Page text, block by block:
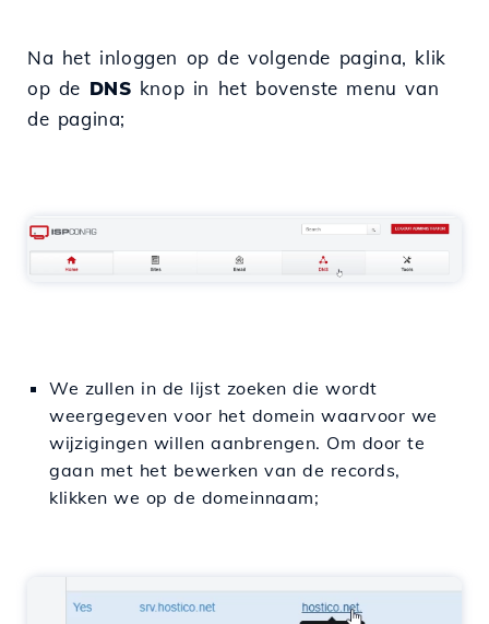
Na het inloggen op de volgende pagina, klik
op de DNS knop in het bovenste menu van
de pagina;
We zullen in de lijst zoeken die wordt
weergegeven voor het domein waarvoor we
wijzigingen willen aanbrengen. Om door te
gaan met het bewerken van de records,
klikken we op de domeinnaam;